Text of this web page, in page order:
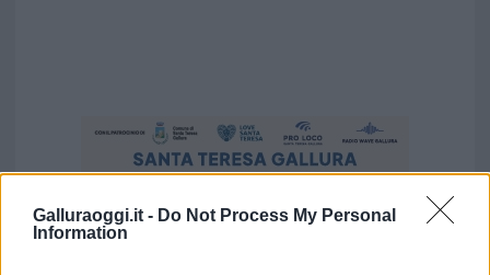
Galluraoggi.it - Do Not Process My Personal
Information